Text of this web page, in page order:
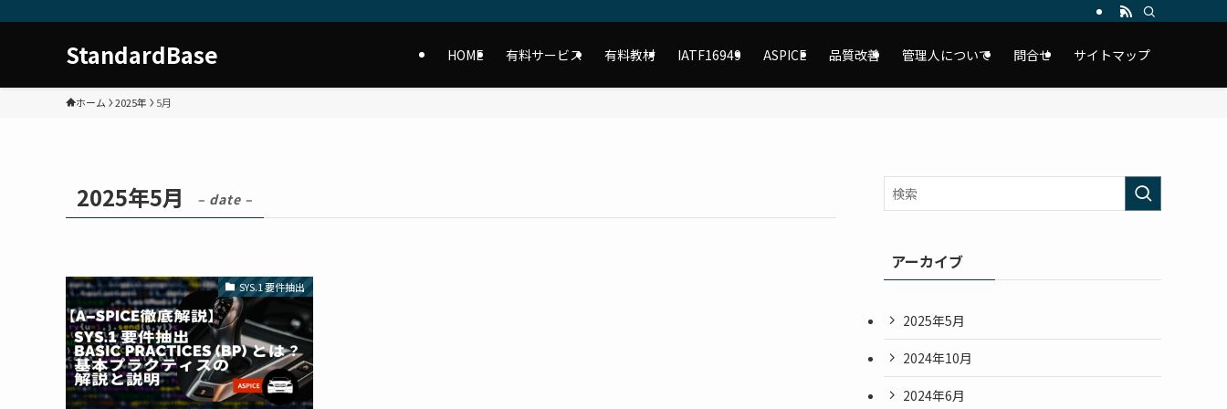
StandardBase HOME 有料サービス 有料教材 IATF16949 ASPICE 品質改善 管理人について 問合せ サイトマップ
ホーム 2025年 5月
2025年5月 – date –
SYS.1 要件抽出
アーカイブ
2025年5月
2024年10月
2024年6月